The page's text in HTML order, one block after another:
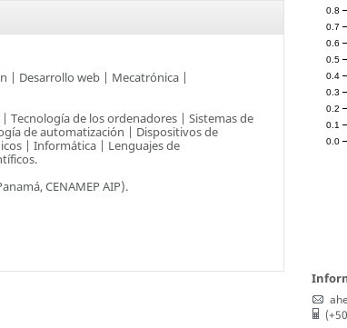
| Desarrollo web | Mecatrónica |
Tecnología de los ordenadores | Sistemas de
de automatización | Dispositivos de
| Informática | Lenguajes de
CENAMEP AIP).
0.0
0.1
0.2
0.3
0.4
0.5
0.6
0.7
0.8